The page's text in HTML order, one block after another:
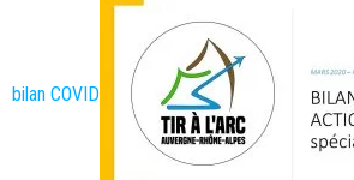
bilan COVID